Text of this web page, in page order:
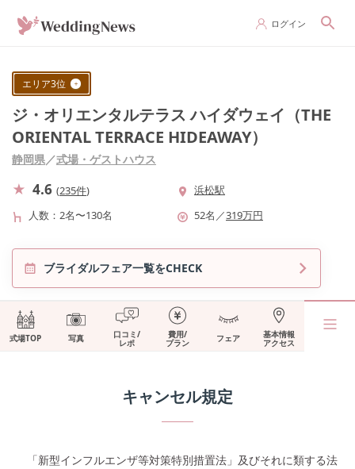
ログイン
エリア3位
ジ・オリエンタルテラス ハイダウェイ（THE
ORIENTAL TERRACE HIDEAWAY）
静岡県／式場・ゲストハウス
4.6 (235件)
浜松駅
人数
2名〜130名 52名 ／319万円
ブライダルフェア一覧をCHECK
式場TOP 写真 口コミ/
レポ
費用/
プラン フェア 基本情報
アクセス
キャンセル規定
「新型インフルエンザ等対策特別措置法」及びそれに類する法